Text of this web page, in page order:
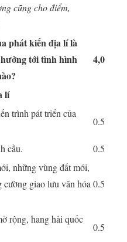
cũng cho điểm,
phát kiến địa l‎í là
tới tình hình
4,0
l‎í
trình pát triển của
0.5
cầu.
0.5
những vùng đất mới,
giao lưu văn hóa 0.5
rộng, hang hải quốc
0.5